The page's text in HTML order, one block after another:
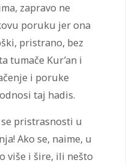
zapravo ne
poruku jer ona
pristrano, bez
tumače Kur’an i
i poruke
taj hadis.
pristrasnosti u
Ako se, naime, u
više i šire, ili nešto